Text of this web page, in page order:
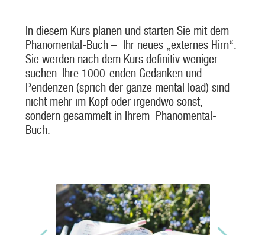
In diesem Kurs planen und starten Sie mit dem
Phänomental-Buch – Ihr neues „externes Hirn“.
Sie werden nach dem Kurs definitiv weniger
suchen. Ihre 1000-enden Gedanken und
Pendenzen (sprich der ganze mental load) sind
nicht mehr im Kopf oder irgendwo sonst,
sondern gesammelt in Ihrem Phänomental-
Buch.